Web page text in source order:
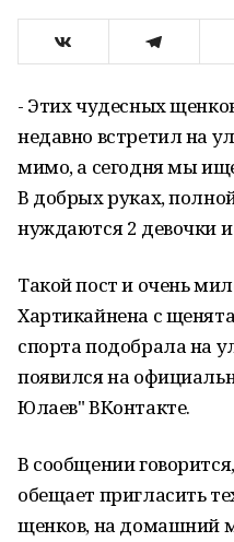
- Этих чудесных
недавно встретил на
мимо, а сегодня мы
В добрых руках,
нуждаются 2 девочки
Такой пост и очень
Хартикайнена с
спорта подобрала на
появился на
Юлаев" ВКонтакте.
В сообщении
обещает пригласить
щенков, на домашний